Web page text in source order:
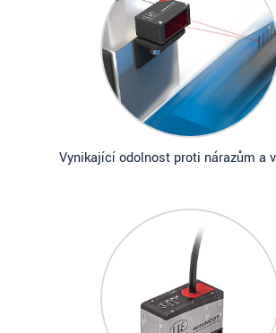
Vynikající odolnost proti nárazům a